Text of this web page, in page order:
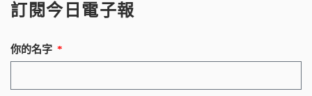
訂閱今日電子報
你的名字